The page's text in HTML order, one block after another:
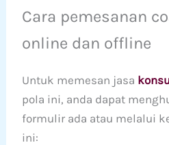
Cara pemesanan
online dan offline
Untuk memesan jasa
pola ini, anda dapat
formulir ada atau melalui
ini: